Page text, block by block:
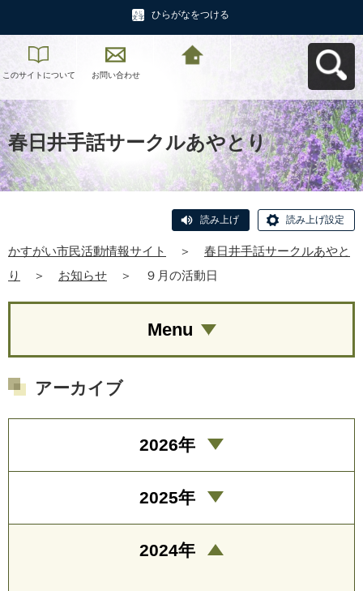
ひらがなをつける
このサイトについて お問い合わせ
春日井手話サークルあやとり
読み上げ 読み上げ設定
かすがい市民活動情報サイト ＞
春日井手話サークルあやと
り
＞ お知らせ ＞ ９月の活動日
Menu
アーカイブ
2026年
2025年
2024年